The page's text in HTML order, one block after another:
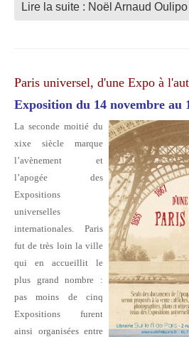
Lire la suite : Noël Arnaud Oulipo
Paris universel, d'une Expo à
Exposition du 14 novembre au
La seconde moitié du
xixe siècle marque
l’avènement et
l’apogée des
Expositions
universelles
internationales. Paris
fut de très loin la ville
qui en accueillit le
plus grand nombre :
pas moins de cinq
Expositions furent
ainsi organisées entre